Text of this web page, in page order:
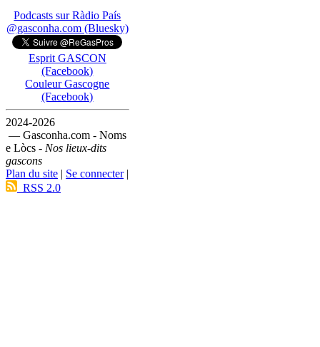
Podcasts sur Ràdio País
@gasconha.com (Bluesky)
Esprit GASCON
(Facebook)
Couleur Gascogne
(Facebook)
2024-2026
— Gasconha.com - Noms
e Lòcs - Nos lieux-dits
gascons
Plan du site | Se connecter|
RSS 2.0